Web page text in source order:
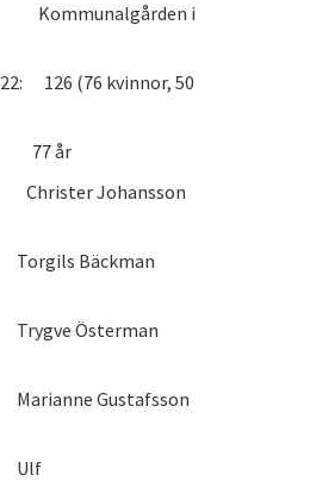
i
126 (76 kvinnor, 50
77 år
Johansson
Gustafsson